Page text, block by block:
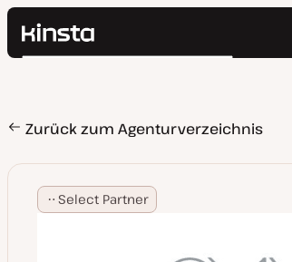
Kinsta®
Preise
Ressourcen
Kontakt
Suchen
Zurück zum Agenturverzeichnis
Select Partner